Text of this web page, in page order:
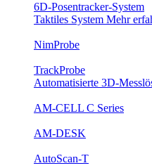
6D-Posentracker-System
Taktiles System Mehr
NimProbe
TrackProbe
Automatisierte 3D-
AM-CELL C Series
AM-DESK
AutoScan-T